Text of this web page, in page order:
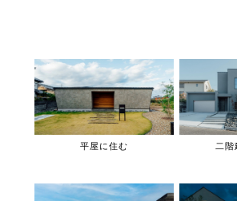
平屋に住む 二階